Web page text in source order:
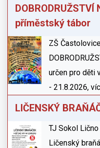
DOBRODRUŽSTVÍ
příměstský tábor
ZŠ
určen pro děti
- 21.8.2026,
LIČENSKÝ
TJ Sokol
Ličenský